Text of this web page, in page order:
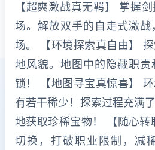
【超爽激战真无羁】 掌握
场。解放双手的自走式激
场。 【环境探索真自由】
地风貌。地图中的隐藏职
锁！ 【地图寻宝真惊喜】
有若干稀少！探索过程充满
地获取珍稀宝物！ 【随心转
切换，打破职业限制，减